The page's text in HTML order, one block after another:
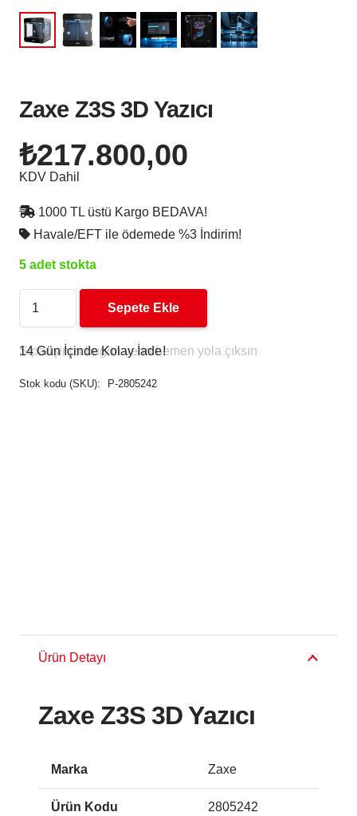
Zaxe Z3S 3D Yazıcı
₺217.800,00
KDV Dahil
1000 TL üstü Kargo BEDAVA!
Havale/EFT ile ödemede %3 İndirim!
5 adet stokta
3D
adet
Sepete Ekle
14 Gün İçinde Kolay İade!
Stok kodu (SKU): P-2805242
Ürün Detayı
Zaxe Z3S 3D Yazıcı
Marka Zaxe
Ürün Kodu 2805242